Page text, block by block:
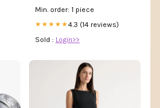
Min. order: 1 piece
★★★★★4.3 (14 reviews)
Sold : Login>>